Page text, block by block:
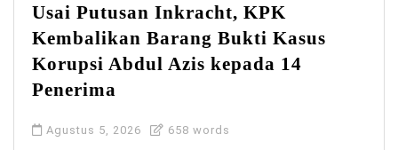
Usai Putusan Inkracht, KPK
Kembalikan Barang Bukti Kasus
Korupsi Abdul Azis kepada 14
Penerima
Agustus 5, 2026 658 words